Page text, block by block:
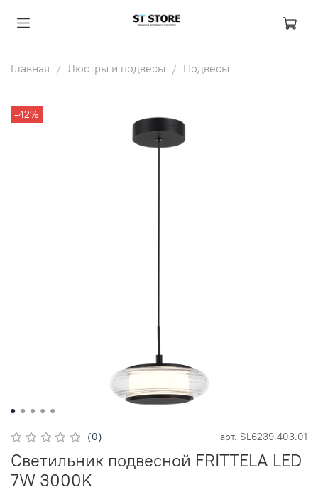
Главная Люстры и подвесы Подвесы
-42%
(0) арт. SL6239.403.01
Светильник подвесной FRITTELA LED
7W 3000K